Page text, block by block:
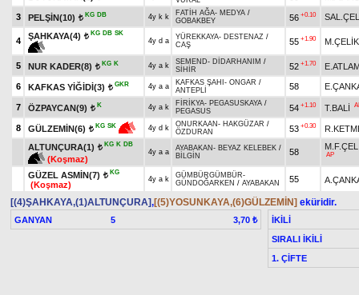
3 PELŞİN(10) t KG DB 4y k k FATİH AĞA- MEDYA /
GOBAKBEY
56 +0.10
4
ŞAHKAYA(4) t KG DB SK
4y d a YÜREKKAYA- DESTENAZ /
CAŞ
55 +1.90 M.ÇELİK
5 NUR KADER(8) t KG K 4y a k SEMEND- DİDARHANIM /
SİHİR
52 +1.70
6 KAFKAS YİĞİDİ(3) t GKR 4y a a KAFKAS ŞAHI - ONGAR /
ANTEPLİ
58
7 ÖZPAYCAN(9) t K 4y a k FİRİKYA- PEGASUSKAYA /
PEGASUS
54 +1.10 T.BALİ
8 GÜLZEMİN(6) t KG SK 4y d k ONURKAAN - HAKGÜZAR /
ÖZDURAN
53 +0.30
ALTUNÇURA(1)
t KG K DB
(Koşmaz)
4y a a AYABAKAN - BEYAZ KELEBEK /
BİLGİN
58 AP
GÜZEL ASMİN(7) t KG
(Koşmaz)
4y a k GÜMBÜRGÜMBÜR-
GÜNDOĞARKEN / AYABAKAN 55
[(4)ŞAHKAYA,(1)ALTUNÇURA],[(5)YOSUNKAYA,(6)GÜLZEMİN] eküridir.
GANYAN 5 3,70 ₺
İKİLİ
SIRALI İKİLİ
1. ÇİFTE